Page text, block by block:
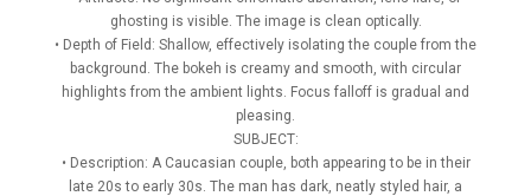
ghosting is visible. The image is clean optically.
• Depth of Field: Shallow, effectively isolating the couple from the
background. The bokeh is creamy and smooth, with circular
highlights from the ambient lights. Focus falloff is gradual and
pleasing.
SUBJECT:
• Description: A Caucasian couple, both appearing to be in their
late 20s to early 30s. The man has dark, neatly styled hair, a